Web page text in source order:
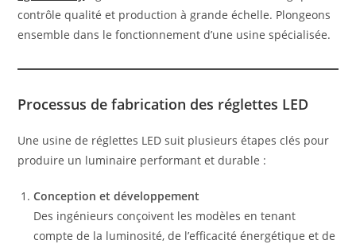
contrôle qualité et production à grande échelle. Plongeons
ensemble dans le fonctionnement d’une usine spécialisée.
Processus de fabrication des réglettes LED
Une usine de réglettes LED suit plusieurs étapes clés pour
produire un luminaire performant et durable :
Conception et développement
Des ingénieurs conçoivent les modèles en tenant
compte de la luminosité, de l’efficacité énergétique et de